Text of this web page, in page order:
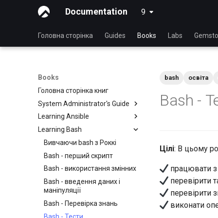
Documentation 9 latest
Головна сторінка Guides Books Labs
Books
Головна сторінка книг
System Administrator's Guide
Вивчаючи Linux з Rocky
Введення в Linux
Команди Linux
Розширені команди Linux
Текстовий редактор VI
Керування користувачами
Файлова система
Менеджер процесів
Learning Ansible
Вивчаючи Ansible з Rocky
Основи Ansible
Ansible. Середній рівень
Керування файлами
Ansible Galaxy
Розгортання за допомогою
Ansistrano
Великомасштабна
Learning Bash
Вивчаючи bash з Роккі
Bash - перший скрипт
Bash - використання змінних
Bash - введення даних і
маніпуляції
Bash - Перевірка знань
Bash - Тести
bash освіта
Bash -
Цілі: В цьому
працювати
перевірити
перевірити
виконати